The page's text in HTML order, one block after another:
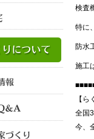
検査
特に
防水
施工
【
全国
今、